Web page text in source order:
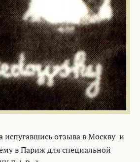
испугавшись отзыва в Москву и
в Париж для специальной